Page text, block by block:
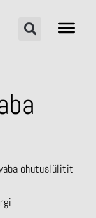
ohutuslülitit